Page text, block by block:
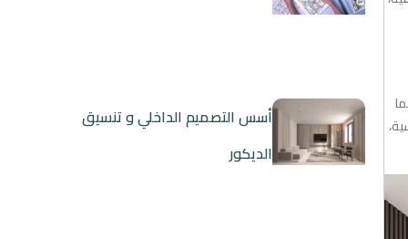
أسس التصميم الداخلي و تنسيق
الديكور